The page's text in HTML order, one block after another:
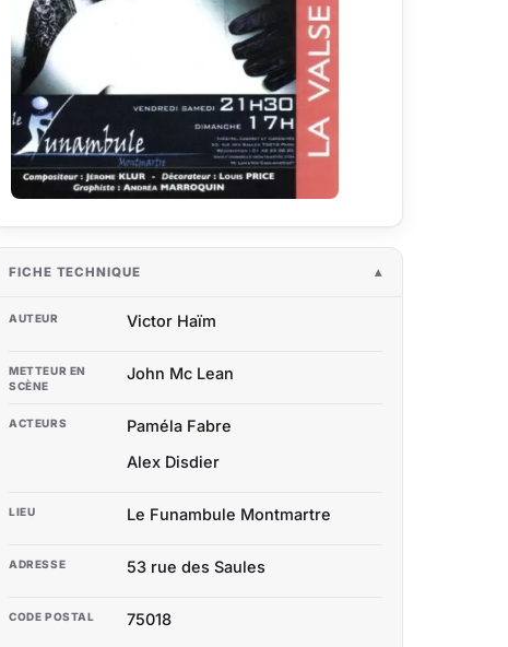
FICHE TECHNIQUE
AUTEUR Victor Haïm
METTEUR EN
SCÈNE
John Mc Lean
ACTEURS
Paméla Fabre
Alex Disdier
LIEU Le Funambule Montmartre
ADRESSE 53 rue des Saules
CODE POSTAL 75018